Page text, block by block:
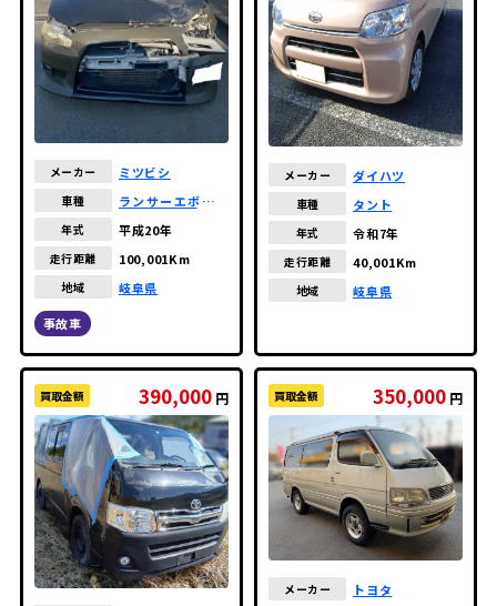
メーカー ミツビシ
車種
ランサーエボリュ
年式 平成20年
走行距離 100,001Km
地域 岐阜県
事故車
メーカー ダイハツ
車種 タント
年式 令和7年
走行距離 40,001Km
地域 岐阜県
買取金額 390,000 円 買取金額 350,000 円
メーカー トヨタ